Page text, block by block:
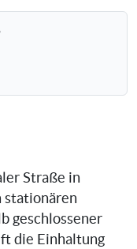
Straße in
stationären
geschlossener
die Einhaltung